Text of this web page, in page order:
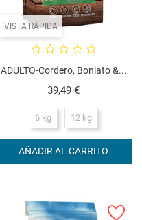
VISTA RÁPIDA
ADULTO-Cordero, Boniato &...
39,49 €Precio
6 kg 12 kg
AÑADIR AL CARRITO